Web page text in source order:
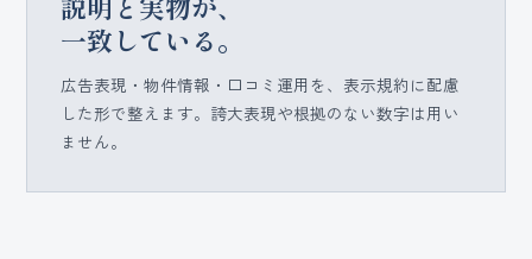
一致している。
広告表現・物件情報・口コミ運用を、表示規約に配慮
した形で整えます。誇大表現や根拠のない数字は用い
ません。